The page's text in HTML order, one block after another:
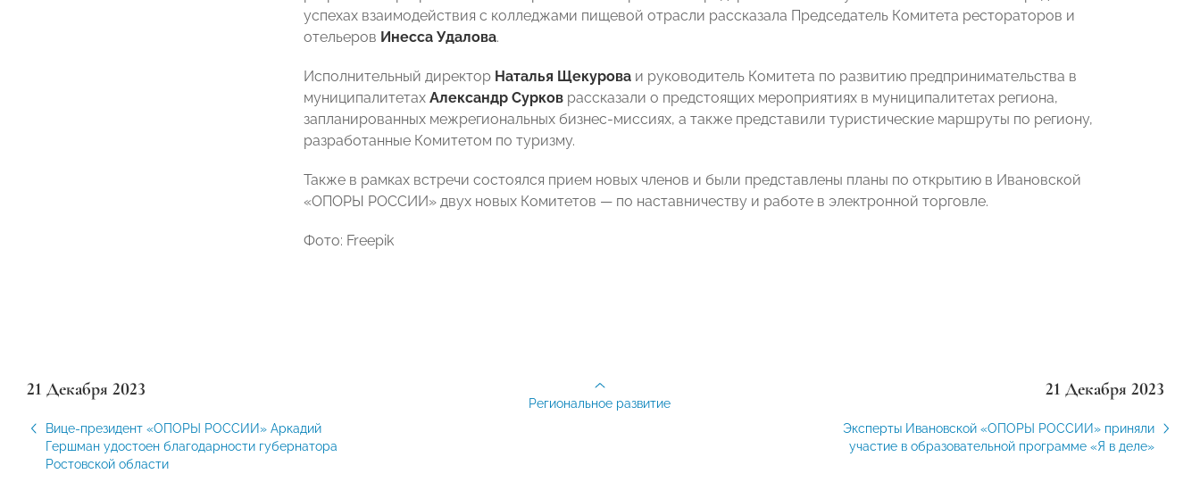
успехах взаимодействия с колледжами пищевой отрасли рассказала Председатель Комитета рестораторов и
отельеров Инесса Удалова.
Исполнительный директор Наталья Щекурова и руководитель Комитета по развитию предпринимательства в
муниципалитетах Александр Сурков рассказали о предстоящих мероприятиях в муниципалитетах региона,
запланированных межрегиональных бизнес-миссиях, а также представили туристические маршруты по региону,
разработанные Комитетом по туризму.
Также в рамках встречи состоялся прием новых членов и были представлены планы по открытию в Ивановской
«ОПОРЫ РОССИИ» двух новых Комитетов — по наставничеству и работе в электронной торговле.
Фото: Freepik
21 Декабря 2023
Вице-президент «ОПОРЫ РОССИИ» Аркадий
Гершман удостоен благодарности губернатора
Ростовской области
21 Декабря 2023
Эксперты Ивановской «ОПОРЫ РОССИИ» приняли
участие в образовательной программе «Я в деле»
Региональное развитие